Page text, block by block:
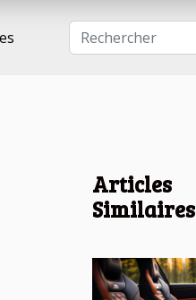
Articles
Similaires